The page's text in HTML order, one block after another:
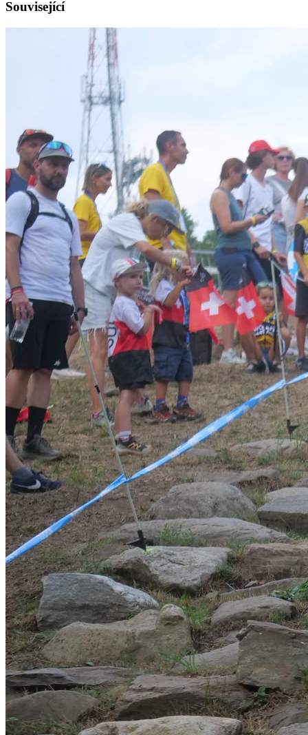
Související